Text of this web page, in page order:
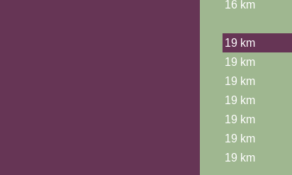
16 km
19 km
19 km
19 km
19 km
19 km
19 km
19 km